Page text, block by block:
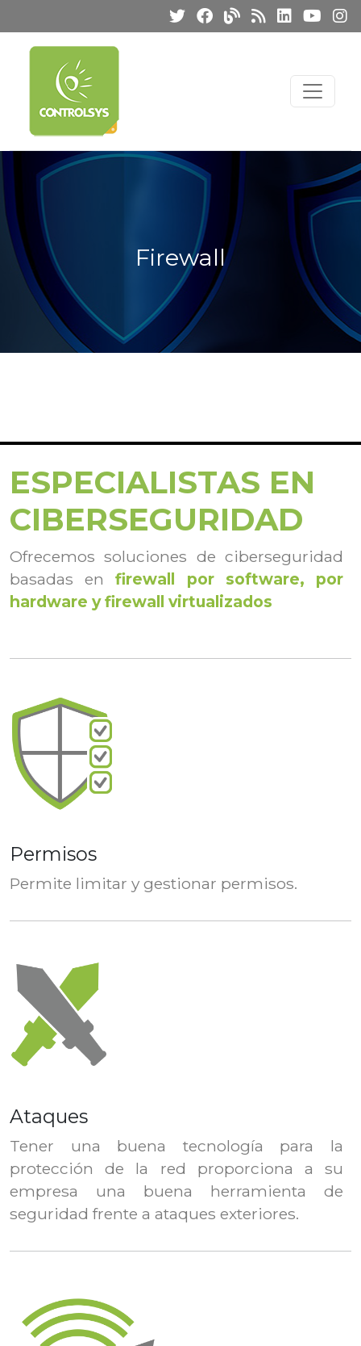
Firewall
ESPECIALISTAS EN
CIBERSEGURIDAD
Ofrecemos soluciones de ciberseguridad
basadas enfirewall por software, por
hardware y firewall virtualizados
Permisos
Permite limitar y gestionar permisos.
Ataques
Tener una buena tecnología para la
protección de la red proporciona a su
empresa una buena herramienta de
seguridad frente a ataques exteriores.